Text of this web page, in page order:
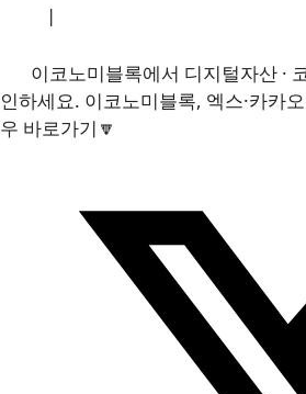
|
이코노미블록에서 디지털자산 ·
인하세요. 이코노미블록, 엑스·카카
우 바로가기🔽